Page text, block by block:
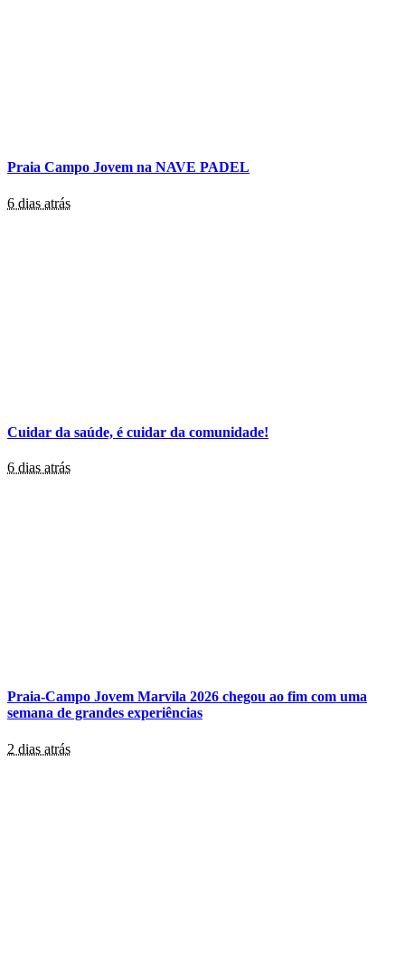
Praia Campo Jovem na NAVE PADEL
6 dias atrás
Cuidar da saúde, é cuidar da comunidade!
6 dias atrás
Praia-Campo Jovem Marvila 2026 chegou ao fim com uma
semana de grandes experiências
2 dias atrás